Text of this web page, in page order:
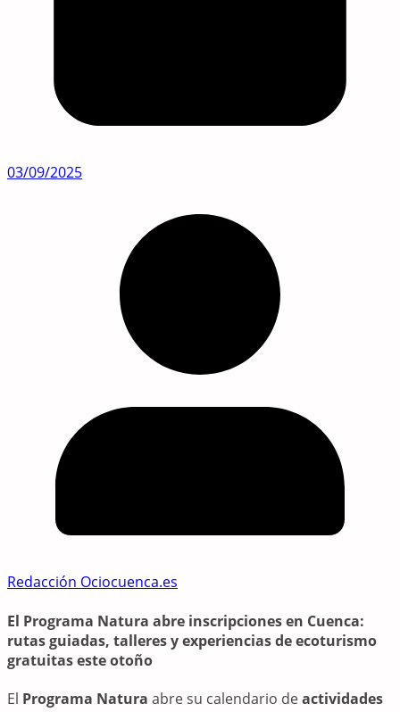
03/09/2025
Redacción Ociocuenca.es
El Programa Natura abre inscripciones en Cuenca:
rutas guiadas, talleres y experiencias de ecoturismo
gratuitas este otoño
El Programa Natura abre su calendario deactividades